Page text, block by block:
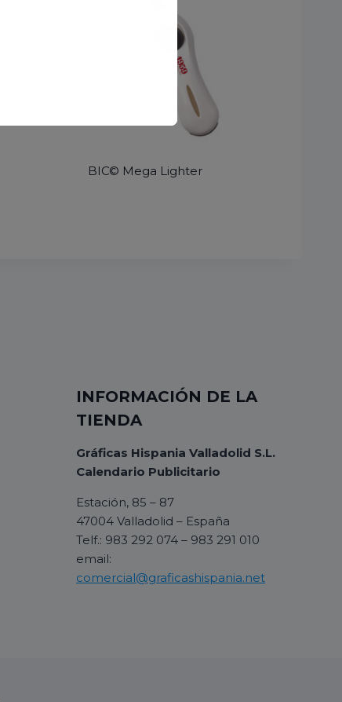
BIC© Mega Lighter
INFORMACIÓN DE LA
TIENDA
Gráficas Hispania Valladolid S.L.
Calendario Publicitario
Estación, 85 – 87
47004 Valladolid – España
Telf.: 983 292 074 – 983 291 010
email:
comercial@graficashispania.net